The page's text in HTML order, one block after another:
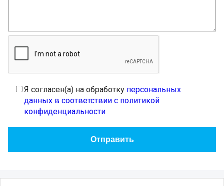
Я согласен(а) на обработку персональных
данных в соответствии с политикой
конфиденциальности